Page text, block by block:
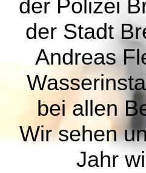
der Polizei
der Stadt
Andreas
bei allen
Wir sehen
Jahr